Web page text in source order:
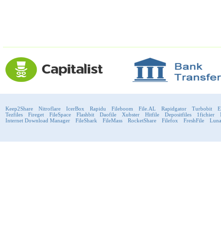
Keep2Share Nitroflare IcerBox Rapidu Fileboom File.AL Rapidgator Turbobit
Tezfiles
Fireget FileSpace Flashbit Daofile Xubster Hitfile Depositfiles 1fichier
Internet Download Manager
FileShark FileMass RocketShare Filefox FreshFile